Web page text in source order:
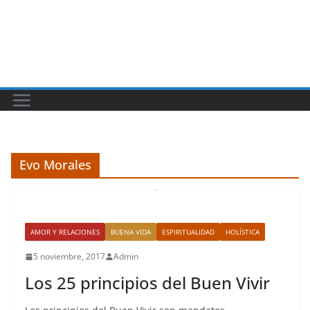
Evo Morales
AMOR Y RELACIONES BUENA VIDA ESPIRITUALIDAD HOLÍSTICA
5 noviembre, 2017 Admin
Los 25 principios del Buen Vivir